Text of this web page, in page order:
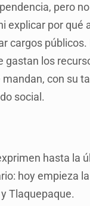
pero
explicar por
cargos
gastan los
con su
social.
hasta la
hoy empieza
Tlaquepaque.